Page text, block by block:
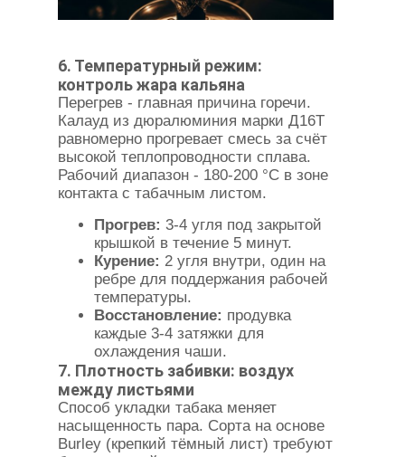
6. Температурный режим:
контроль жара кальяна
Перегрев - главная причина горечи.
Калауд из дюралюминия марки Д16Т
равномерно прогревает смесь за счёт
высокой теплопроводности сплава.
Рабочий диапазон - 180-200 °C в зоне
контакта с табачным листом.
Прогрев: 3-4 угля под закрытой
крышкой в течение 5 минут.
Курение: 2 угля внутри, один на
ребре для поддержания рабочей
температуры.
Восстановление: продувка
каждые 3-4 затяжки для
охлаждения чаши.
7. Плотность забивки: воздух
между листьями
Способ укладки табака меняет
насыщенность пара. Сорта на основе
Burley (крепкий тёмный лист) требуют